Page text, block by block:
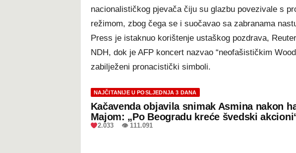
nacionalističkog pjevača čiju su glazbu povezivale s
režimom, zbog čega se i suočavao sa zabranama
Press je istaknuo korištenje ustaškog pozdrava,
NDH, dok je AFP koncert nazvao “neofašističkim
zabilježeni pronacistički simboli.
NAJČITANIJE U POSLJEDNJA 3 DANA
Kačavenda objavila snimak Asmina nakon
Majom: „Po Beogradu kreće švedski
2.033 👁 111.091